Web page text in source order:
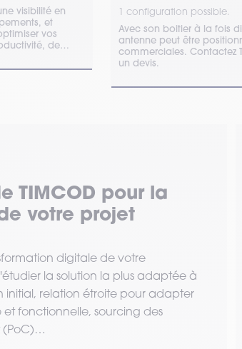
visibilité en
et
vos
de
1 configuration possible.
Avec son boitier à la fois
antenne peut être
commerciales. Contactez
un devis.
TIMCOD pour la
votre projet
digitale de votre
la solution la plus adaptée à
initial, relation étroite pour adapter
fonctionnelle, sourcing des
(PoC)…